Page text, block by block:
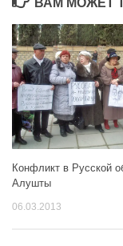
ВАМ МОЖЕТ
Конфликт в Русской
Алушты
06.03.2013